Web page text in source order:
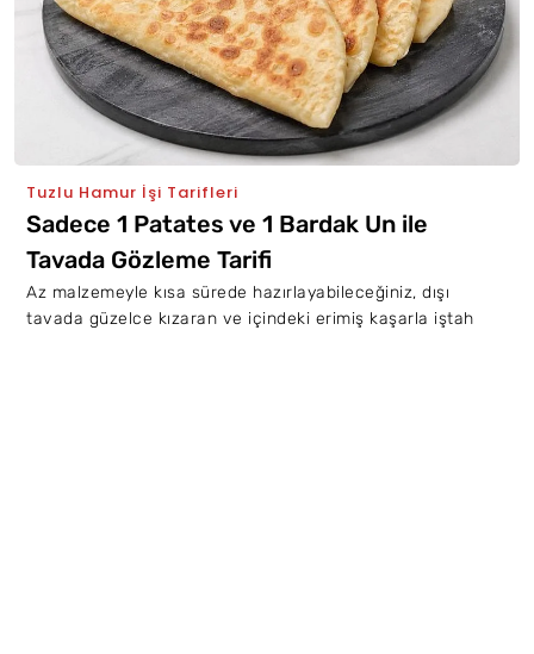
Tuzlu Hamur İşi Tarifleri
Sadece 1 Patates ve 1 Bardak Un ile
Tavada Gözleme Tarifi
Az malzemeyle kısa sürede hazırlayabileceğiniz, dışı
tavada güzelce kızaran ve içindeki erimiş kaşarla iştah